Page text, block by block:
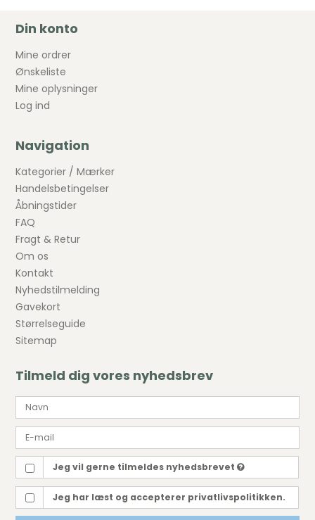
Din konto
Mine ordrer
Ønskeliste
Mine oplysninger
Log ind
Navigation
Kategorier / Mærker
Handelsbetingelser
Åbningstider
FAQ
Fragt & Retur
Om os
Kontakt
Nyhedstilmelding
Gavekort
Størrelseguide
Sitemap
Tilmeld dig vores nyhedsbrev
Jeg vil gerne tilmeldes nyhedsbrevet
Jeg har læst og accepterer privatlivspolitikken.